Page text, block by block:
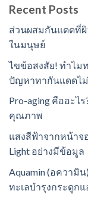
Recent Posts
ส่วนผสมกันแดดที่ผิ
ในมนุษย์
ไขข้อสงสัย! ทำไม
ปัญหาทากันแดดไ
Pro-aging คืออะไ
คุณภาพ
แสงสีฟ้าจากหน้าจ
Light อย่างมีข้อมูล
Aquamin (อความิ
ทะเลบำรุงกระดูก